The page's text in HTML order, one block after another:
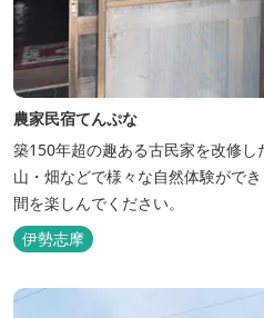
農家民宿てんぷな
築150年超の趣ある古民家を改修し
山・畑などで様々な自然体験がで
間を楽しんでください。
伊勢志摩